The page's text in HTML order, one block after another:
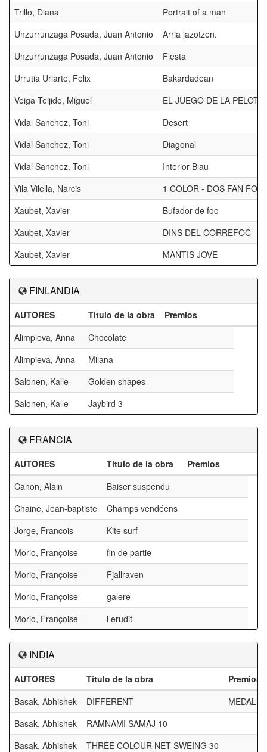
Trillo, Diana
Portrait of a man
Unzurrunzaga Posada, Juan Antonio
Arria jazotzen.
Unzurrunzaga Posada, Juan Antonio
Fiesta
Urrutia Uriarte, Felix
Bakardadean
Veiga Teijido, Miguel
EL JUEGO DE LA PELOTA
Vidal Sanchez, Toni
Desert
Vidal Sanchez, Toni
Diagonal
Vidal Sanchez, Toni
Interior Blau
Vila Vilella, Narcis
1 COLOR - DOS FAN FOC
Xaubet, Xavier
Bufador de foc
Xaubet, Xavier
DINS DEL CORREFOC
Xaubet, Xavier
MANTIS JOVE
FINLANDIA
AUTORES Título de la obra
Premios
Alimpieva, Anna
Chocolate
Alimpieva, Anna
Milana
Salonen, Kalle
Golden shapes
Salonen, Kalle
Jaybird 3
FRANCIA
AUTORES Título de la obra
Premios
Canon, Alain
Baiser suspendu
Chaine, Jean-baptiste
Champs vendéens
Jorge, Francois
Kite surf
Morio, Françoise
fin de partie
Morio, Françoise
Fjallraven
Morio, Françoise
galere
Morio, Françoise
l erudit
INDIA
AUTORES Título de la obra
Premios
Basak, Abhishek
DIFFERENT
Basak, Abhishek
RAMNAMI SAMAJ 10
Basak, Abhishek
THREE COLOUR NET SWEING 30